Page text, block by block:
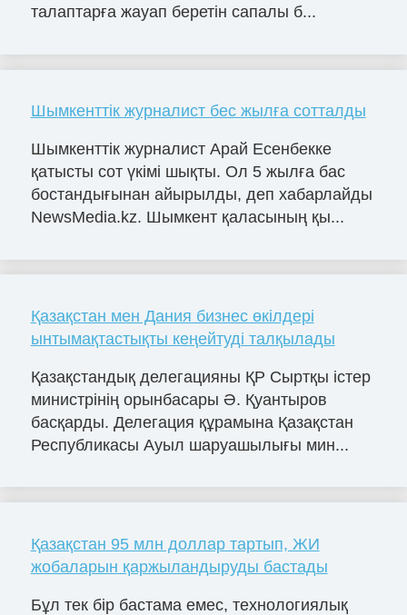
талаптарға жауап беретін сапалы б...
Шымкенттік журналист бес жылға сотталды
Шымкенттік журналист Арай Есенбекке
қатысты сот үкімі шықты. Ол 5 жылға бас
бостандығынан айырылды, деп хабарлайды
NewsMedia.kz. Шымкент қаласының қы...
Қазақстан мен Дания бизнес өкілдері
ынтымақтастықты кеңейтуді талқылады
Қазақстандық делегацияны ҚР Сыртқы істер
министрінің орынбасары Ә. Қуантыров
басқарды. Делегация құрамына Қазақстан
Республикасы Ауыл шаруашылығы мин...
Қазақстан 95 млн доллар тартып, ЖИ
жобаларын қаржыландыруды бастады
Бұл тек бір бастама емес, технологиялық